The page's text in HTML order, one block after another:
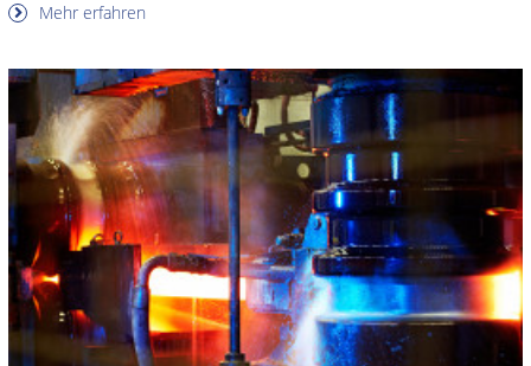
Mehr erfahren